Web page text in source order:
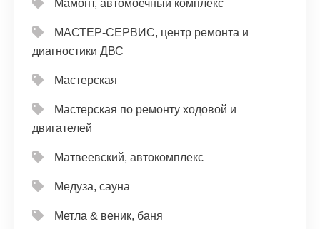
Мамонт, автомоечный комплекс
МАСТЕР-СЕРВИС, центр ремонта и
диагностики ДВС
Мастерская
Мастерская по ремонту ходовой и
двигателей
Матвеевский, автокомплекс
Медуза, сауна
Метла & веник, баня